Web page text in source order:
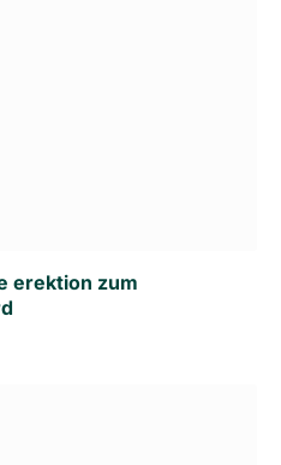
erektion zum